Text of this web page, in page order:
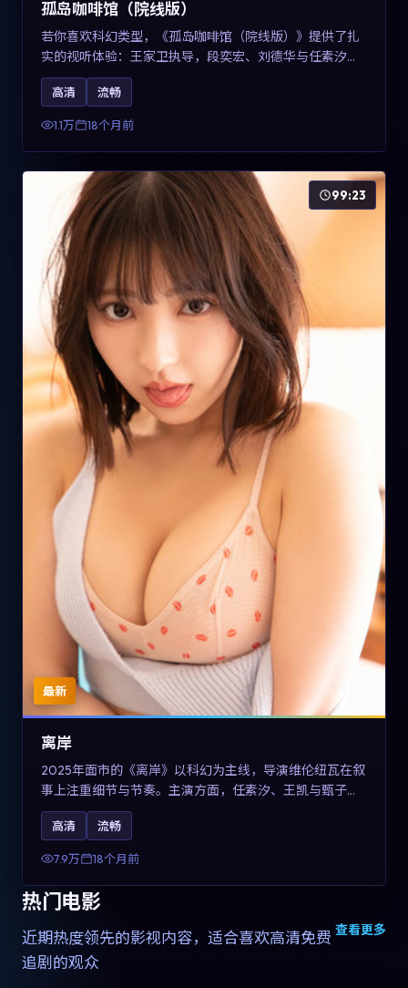
孤岛咖啡馆（院线版）
若你喜欢科幻类型，《孤岛咖啡馆（院线版）》提供了扎
实的视听体验：王家卫执导，段奕宏、刘德华与任素汐共
同演绎。影片2025年于中国台湾上映，内容用冷峻镜头语
言观察城市夜间的孤独，关键词包含高清流畅、人物关系
与情节反转，适合检索「2025科幻」「中国台湾电影」的
高清 流畅
1.1万 18个月前
最新
99:23
离岸
2025年面市的《离岸》以科幻为主线，导演维伦纽瓦在叙
事上注重细节与节奏。主演方面，任素汐、王凯与甄子丹
的表演为角色增添层次。故事把东方美学与类型节奏做本
土化融合，可作为德国影视爱好者的高清观影选择。
高清 流畅
7.9万 18个月前
热门电影
近期热度领先的影视内容，适合喜欢高清免费
追剧的观众
查看更多